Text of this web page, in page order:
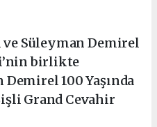
Süleyman Demirel
birlikte
100 Yaşında
Grand Cevahir